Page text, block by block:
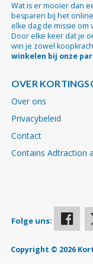
Wat is er mooier dan
besparen bij het
elke dag de missie
Door elke keer dat je
win je zowel
winkelen bij onze
OVER
Over ons
Privacybeleid
Contact
Contains Adtraction
Folge uns:
Copyright © 2026